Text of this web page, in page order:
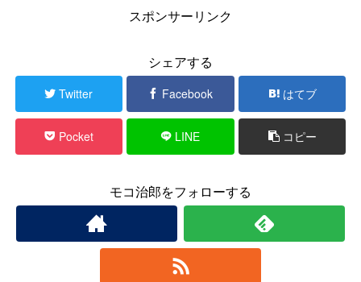
スポンサーリンク
シェアする
Twitter Facebook はてブ
Pocket LINE コピー
モコ治郎をフォローする